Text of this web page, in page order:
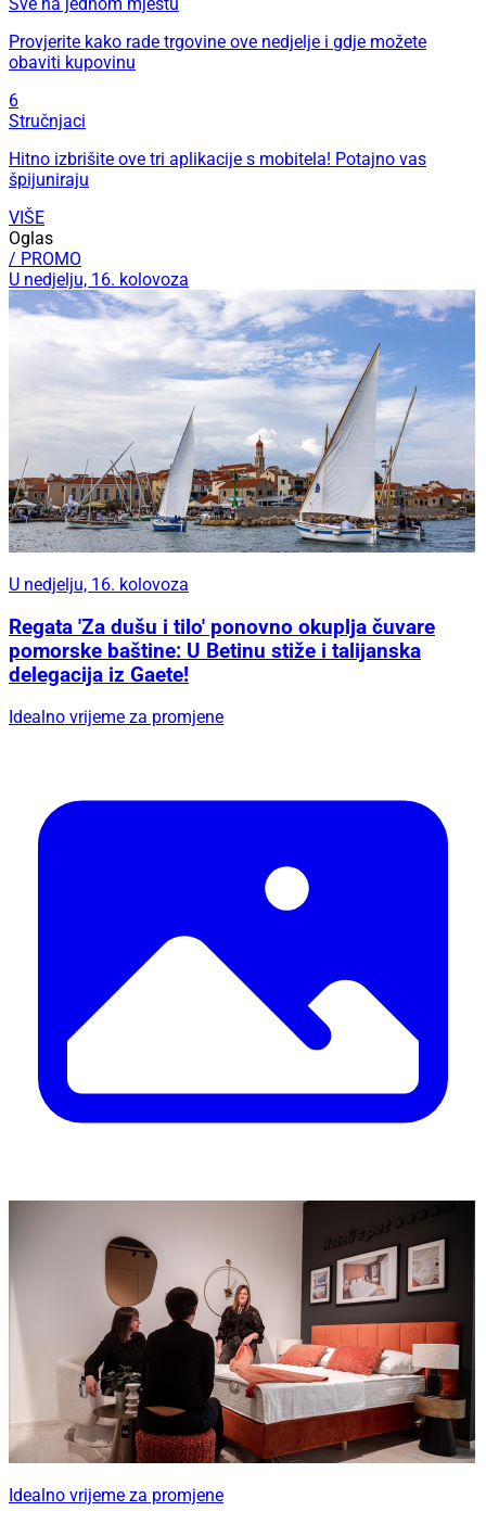
Provjerite kako rade trgovine ove nedjelje i gdje možete
obaviti kupovinu
6
Stručnjaci
Hitno izbrišite ove tri aplikacije s mobitela! Potajno vas
špijuniraju
VIŠE
Oglas
/ PROMO
U nedjelju, 16. kolovoza
U nedjelju, 16. kolovoza
Regata 'Za dušu i tilo' ponovno okuplja čuvare
pomorske baštine: U Betinu stiže i talijanska
delegacija iz Gaete!
Idealno vrijeme za promjene
Idealno vrijeme za promjene